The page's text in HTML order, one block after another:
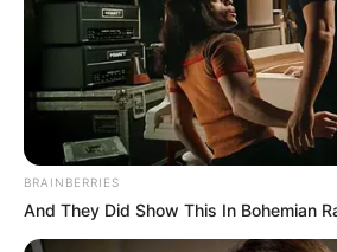
BRAINBERRIES
And They Did Show This In Bohemian